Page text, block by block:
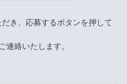
き、応募するボタンを押して
連絡いたします。